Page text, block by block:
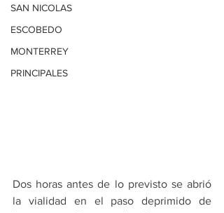
SAN NICOLAS
ESCOBEDO
MONTERREY
PRINCIPALES
Dos horas antes de lo previsto se abrió
la vialidad en el paso deprimido de